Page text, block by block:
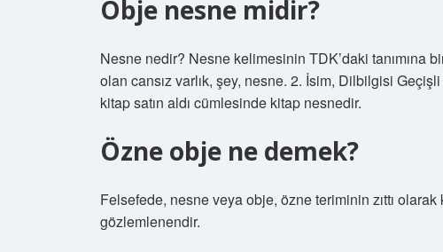
Obje nesne midir?
Nesne nedir? Nesne kelimesinin TDK’daki tanımına
olan cansız varlık, şey, nesne. 2. İsim, Dilbilgisi
kitap satın aldı cümlesinde kitap nesnedir.
Özne obje ne demek?
Felsefede, nesne veya obje, özne teriminin zıttı
gözlemlenendir.